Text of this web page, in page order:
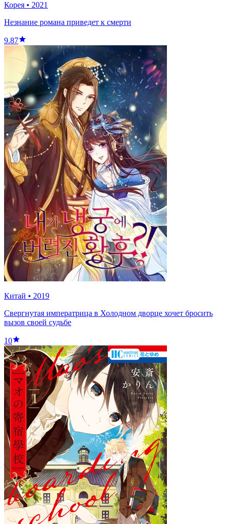
Корея • 2021
Незнание романа приведет к смерти
9.87
Китай • 2019
Свергнутая императрица в Холодном дворце хочет бросить
вызов своей судьбе
10